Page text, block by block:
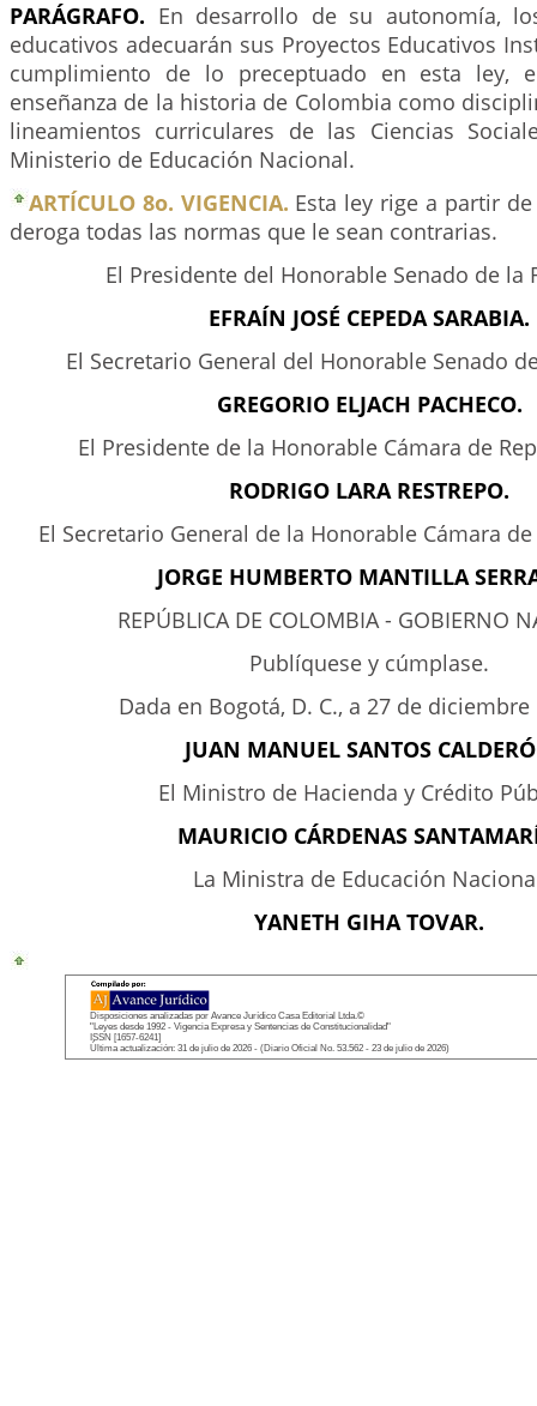
PARÁGRAFO. En desarrollo de su autonomía,
educativos adecuarán sus Proyectos Educativos
cumplimiento de lo preceptuado en esta ley,
enseñanza de la historia de Colombia como
lineamientos curriculares de las Ciencias
Ministerio de Educación Nacional.
ARTÍCULO 8o. VIGENCIA. Esta ley rige a partir
deroga todas las normas que le sean contrarias.
El Presidente del Honorable Senado de la
EFRAÍN JOSÉ CEPEDA SARABIA.
El Secretario General del Honorable Senado
GREGORIO ELJACH PACHECO.
El Presidente de la Honorable Cámara de
RODRIGO LARA RESTREPO.
El Secretario General de la Honorable Cámara
JORGE HUMBERTO MANTILLA
REPÚBLICA DE COLOMBIA - GOBIERNO
Publíquese y cúmplase.
Dada en Bogotá, D. C., a 27 de diciembre
JUAN MANUEL SANTOS
El Ministro de Hacienda y Crédito
MAURICIO CÁRDENAS
La Ministra de Educación
YANETH GIHA TOVAR.
Disposiciones analizadas por Avance Jurídico Casa Editorial Ltda.©
"Leyes desde 1992 - Vigencia Expresa y Sentencias de Constitucionalidad"
ISSN [1657-6241]
Última actualización: 31 de julio de 2026 - (Diario Oficial No. 53.562 - 23 de julio de 2026)